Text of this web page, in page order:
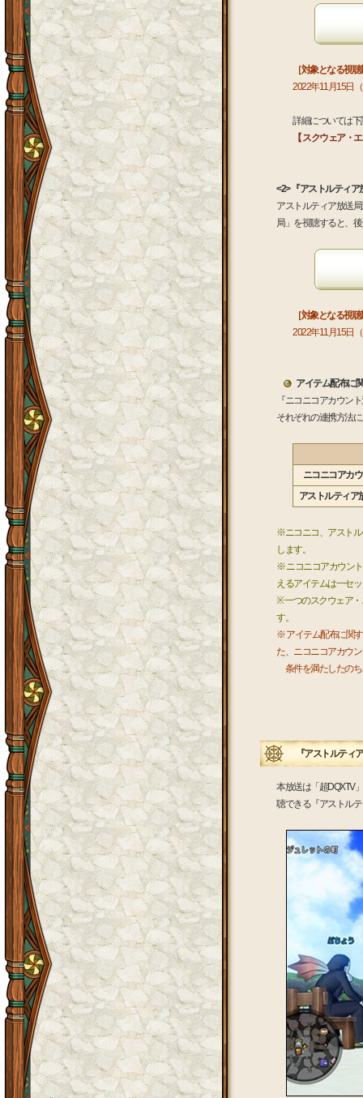
［対象となる視
2022年11月15日
詳細については下
【 スクウェア・
<2> 『アストルティ
アストルティア放送
局」を視聴すると、
［対象となる視
2022年11月15日
アイテム配布に
『ニコニコアカウン
それぞれの連携方法
ニコニコアカ
アストルティア
※ニコニコ、アストル
します。
※ ニコニコアカウン
えるアイテムは一セ
※ 一つのスクウェア
す。
※ アイテム配布に関
た、ニコニコアカウ
条件を満たしたのち
『アストルティ
本放送は「超DQXTV
聴できる『アストル